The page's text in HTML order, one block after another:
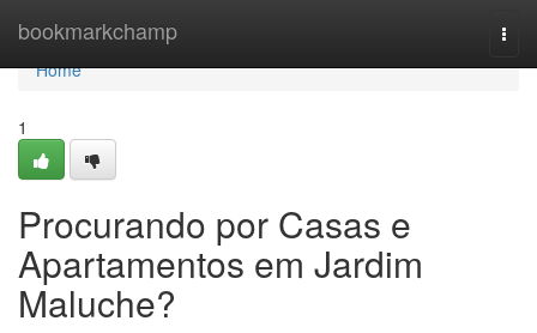
bookmarkchamp
Home
Home
1
Procurando por Casas e
Apartamentos em Jardim
Maluche?